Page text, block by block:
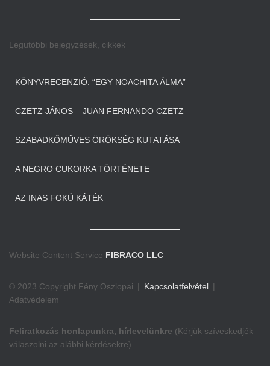
Legutóbbi bejegyzések, cikkek
KÖNYVRECENZIÓ: “EGY NOACHITA ÁLMA”
CZETZ JÁNOS – JUAN FERNANDO CZETZ
SZABADKŐMŰVES ÖRÖKSÉG KUTATÁSA
A NEGRO CUKORKA TÖRTÉNETE
AZ INAS FOKÚ KÁTÉK
Website Content Service FIBRACO LLC
© 2023 Copyright Fény Oszlopai | Kapcsolatfelvétel |
Adatvédelem
Feliratkozás honlapunkra, hírlevelünkre (Kérjük szíveskedjék
válaszolni az alábbi kérdésekre)